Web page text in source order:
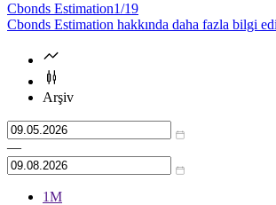
Cbonds Estimation1/19
Cbonds Estimation hakkında daha fazla bilgi
Arşiv
—
1М